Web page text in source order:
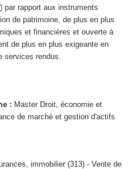
par rapport aux instruments
de patrimoine, de plus en plus
et financières et ouverte à
de plus en plus exigeante en
services rendus.
: Master Droit, économie et
de marché et gestion d'actifs
immobilier (313) - Vente de